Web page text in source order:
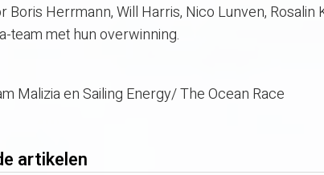
Boris Herrmann, Will Harris, Nico Lunven,
team met hun overwinning.
Malizia en Sailing Energy/ The Ocean Race
artikelen